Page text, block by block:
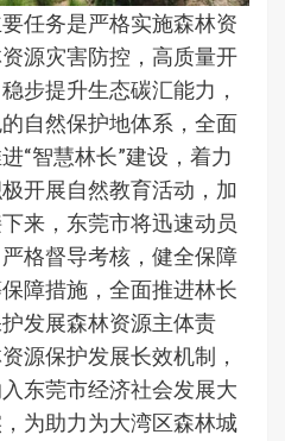
任务是严格实施森林资
源灾害防控，高质量开
步提升生态碳汇能力，
自然保护地体系，全面
“智慧林长”建设，着力
开展自然教育活动，加
来，东莞市将迅速动员
格督导考核，健全保障
障措施，全面推进林长
发展森林资源主体责
源保护发展长效机制，
东莞市经济社会发展大
为助力为大湾区森林城